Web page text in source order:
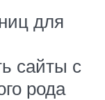
для
сайты с
рода